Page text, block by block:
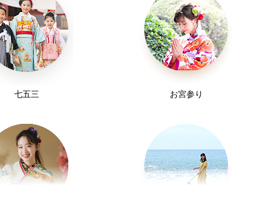
七五三 お宮参り